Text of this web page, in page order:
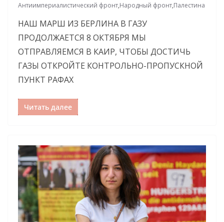
Антиимпериалистический фронт,Народный фронт,Палестина
НАШ МАРШ ИЗ БЕРЛИНА В ГАЗУ
ПРОДОЛЖАЕТСЯ 8 ОКТЯБРЯ МЫ
ОТПРАВЛЯЕМСЯ В КАИР, ЧТОБЫ ДОСТИЧЬ
ГАЗЫ ОТКРОЙТЕ КОНТРОЛЬНО-ПРОПУСКНОЙ
ПУНКТ РАФАХ
Читать далее